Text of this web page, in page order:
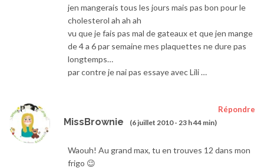
jen mangerais tous les jours mais pas bon pour le
cholesterol ah ah ah
vu que je fais pas mal de gateaux et que jen mange
de 4 a 6 par semaine mes plaquettes ne dure pas
longtemps…
par contre je nai pas essaye avec Lili …
MissBrownie (6 juillet 2010 - 23 h 44 min)
Répondre
Waouh! Au grand max, tu en trouves 12 dans mon
frigo 😉